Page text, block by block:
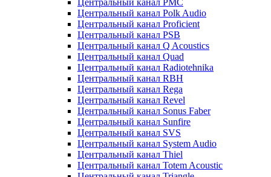
Центральный канал PMC
Центральный канал Polk Audio
Центральный канал Proficient
Центральный канал PSB
Центральный канал Q Acoustics
Центральный канал Quad
Центральный канал Radiotehnika
Центральный канал RBH
Центральный канал Rega
Центральный канал Revel
Центральный канал Sonus Faber
Центральный канал Sunfire
Центральный канал SVS
Центральный канал System Audio
Центральный канал Thiel
Центральный канал Totem Acoustic